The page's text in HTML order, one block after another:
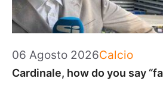
06 Agosto 2026Categorie
Calcio
Cardinale, how do you say